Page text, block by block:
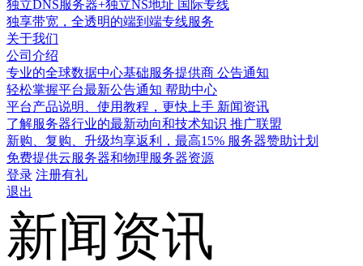
独立DNS服务器+独立NS地址 国际专线
独享带宽，全透明的端到端专线服务
关于我们
公司介绍
专业的全球数据中心基础服务提供商 公告通知
轻松掌握平台最新公告通知 帮助中心
平台产品说明、使用教程，更快上手 新闻资讯
了解服务器行业的最新动向和技术知识 推广联盟
新购、复购、升级均享返利，最高15% 服务器赞助计划
免费提供云服务器和物理服务器资源
登录 注册有礼
退出
新闻资讯